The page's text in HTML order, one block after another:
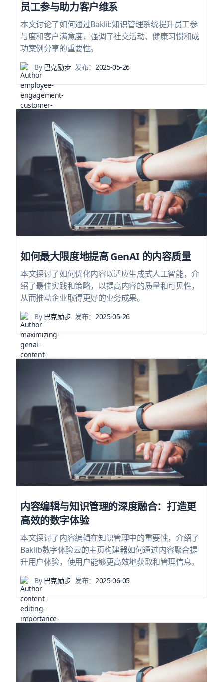
员工参与助力客户维系
本文讨论了如何通过Baklib知识管理系统提升员工参
与度和客户满意度，强调了社交活动、健康习惯和成
功案例分享的重要性。
By巴克励步 发布： 2025-05-26
如何最大限度地提高 GenAI 的内容质量
本文探讨了如何优化内容以适应生成式人工智能，介
绍了最佳实践和策略，以提高内容的质量和可见性，
从而推动企业取得更好的业务成果。
By巴克励步 发布：2025-05-26
内容编辑与知识管理的深度融合：打造更
高效的数字体验
本文探讨了内容编辑在知识管理中的重要性，介绍了
Baklib数字体验云的主页构建器如何通过内容聚合提
升用户体验，使用户能够更高效地获取和管理信息。
By巴克励步 发布： 2025-06-05